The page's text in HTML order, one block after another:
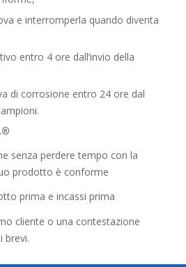
e interromperla quando diventa
entro 4 ore dall’invio della
di corrosione entro 24 ore dal
senza perdere tempo con la
prodotto è conforme
prima e incassi prima
cliente o una contestazione
brevi.